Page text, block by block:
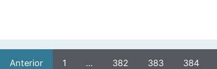
Anterior 1 … 382 383 384